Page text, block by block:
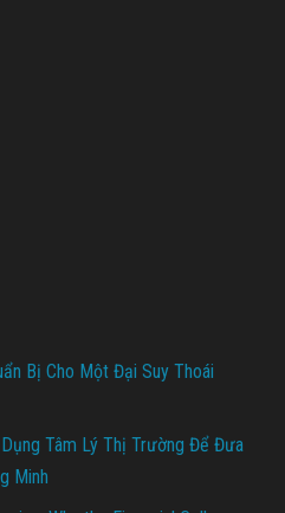
Bị Cho Một Đại Suy Thoái
Tâm Lý Thị Trường Để Đưa
Minh